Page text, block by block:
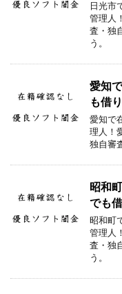
日光市
管理人
査・独
う。
愛知
も借
愛知で
理人！
独自審
昭和
でも
昭和町
管理人
査・独
う。